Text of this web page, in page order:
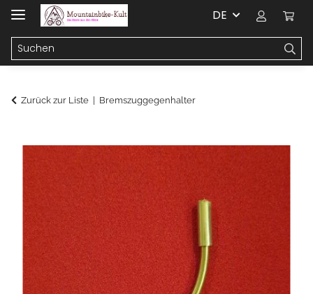
DE
Zurück zur Liste Bremszuggegenhalter